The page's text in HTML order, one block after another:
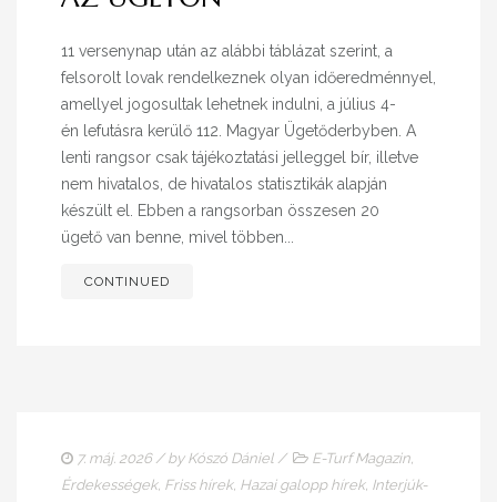
11 versenynap után az alábbi táblázat szerint, a
felsorolt lovak rendelkeznek olyan időeredménnyel,
amellyel jogosultak lehetnek indulni, a július 4-
én lefutásra kerülő 112. Magyar Ügetőderbyben. A
lenti rangsor csak tájékoztatási jelleggel bír, illetve
nem hivatalos, de hivatalos statisztikák alapján
készült el. Ebben a rangsorban összesen 20
ügető van benne, mivel többen...
CONTINUED
7. máj. 2026/ by Kószó Dániel / E-Turf Magazin,
Érdekességek, Friss hírek, Hazai galopp hírek, Interjúk-